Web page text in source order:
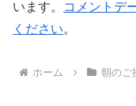
います。
コメントデ
ください。
ホーム 朝のご